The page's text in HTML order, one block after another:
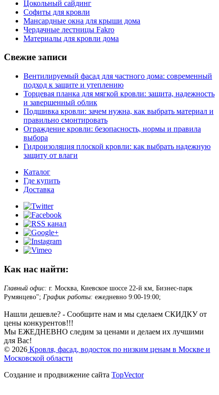
Цокольный сайдинг
Софиты для кровли
Мансардные окна для крыши дома
Чердачные лестницы Fakro
Материалы для кровли дома
Свежие записи
Вентилируемый фасад для частного дома: современный
подход к защите и утеплению
Торцевая планка для мягкой кровли: защита, надежность
и завершенный облик
Подшивка кровли: зачем нужна, как выбрать материал и
правильно смонтировать
Ограждение кровли: безопасность, нормы и правила
выбора
Гидроизоляция плоской кровли: как выбрать надежную
защиту от влаги
Каталог
Где купить
Доставка
Как нас найти:
Главный офис: г. Москва, Киевское шоссе 22-й км, Бизнес-парк
Румянцево"; График работы: ежедневно 9:00-19:00;
Нашли дешевле? - Сообщите нам и мы сделаем СКИДКУ от
цены конкурентов!!!
Мы ЕЖЕДНЕВНО следим за ценами и делаем их лучшими
для Вас!
© 2026 Кровля, фасад, водосток по низким ценам в Москве и
Московской области
Создание и продвижение сайта TopVector